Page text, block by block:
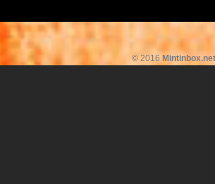
© 2016 Mintinbox.net